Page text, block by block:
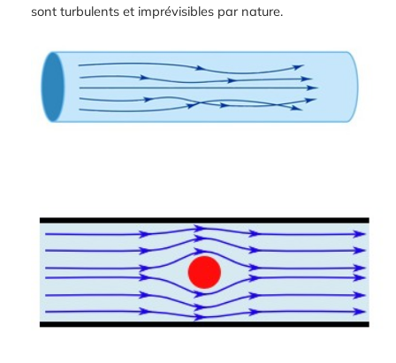
sont turbulents et imprévisibles par nature.